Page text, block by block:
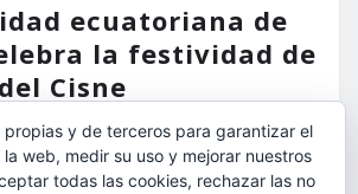
ecuatoriana de
la festividad de
Cisne
Ago 9, 2026
propias y de terceros para garantizar el
web, medir su uso y mejorar nuestros
todas las cookies, rechazar las no